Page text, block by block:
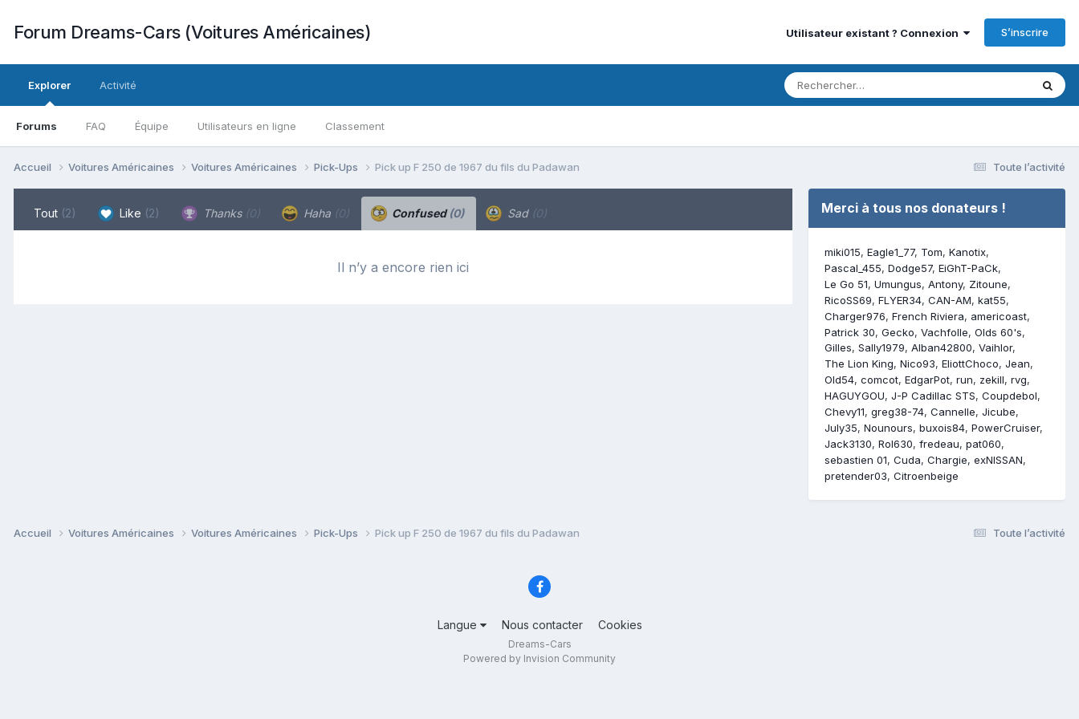
Forum Dreams-Cars (Voitures Américaines) Utilisateur existant ? Connexion S’inscrire
Explorer
Forums FAQ Équipe Utilisateurs en ligne Classement
Activité
Toute l’activité
Accueil Voitures Américaines Voitures Américaines Pick-Ups Pick up F 250 de 1967 du fils du Padawan
Tout (2) Like (2) Thanks (0) Haha (0) Confused(0) Sad (0)
Il n’y a encore rien ici
Merci à tous nos donateurs !
miki015 Eagle1_77 Tom Kanotix
Pascal_455 Dodge57 EiGhT-PaCk
Le Go 51 Umungus Antony Zitoune
RicoSS69 FLYER34 CAN-AM kat55
Charger976 French Riviera
americoast
Patrick 30 Gecko Vachfolle Olds 60's
Gilles Sally1979 Alban42800 Vaihlor
The Lion King Nico93 EliottChoco Jean
Old54 comcot EdgarPot run zekill rvg
HAGUYGOU J-P Cadillac STS Coupdebol
Chevy11 greg38-74 Cannelle Jicube
July35 Nounours buxois84 PowerCruiser
Jack3130 Rol630 fredeau pat060
sebastien 01 Cuda Chargie exNISSAN
pretender03 Citroenbeige
Toute l’activité
Accueil Voitures Américaines Voitures Américaines Pick-Ups Pick up F 250 de 1967 du fils du Padawan
Langue Nous contacter Cookies
Dreams-Cars
Powered by Invision Community